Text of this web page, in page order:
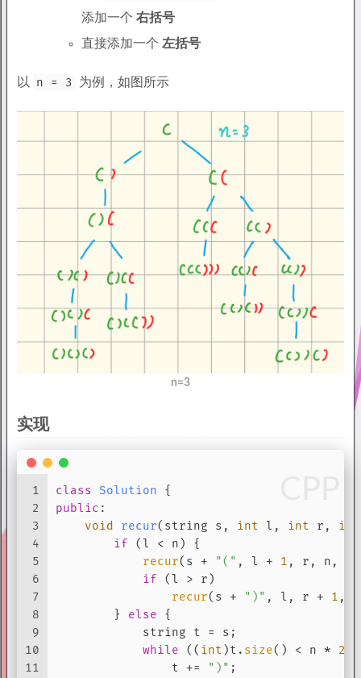
添加一个 右括号
直接添加一个 左括号
以 n = 3 为例，如图所示
n=3
实现
1
2
3
4
5
6
7
8
9
10
11
class Solution {
public :
void
recur(string s, int l, int r, int
if (l < n) {
recur(s + "(" , l + 1 , r,
if (l > r)
recur(s + ")" , l, r + 1 ,
        }
else {
            string t = s;
while (( int )t. size() < n * 2
                t +=
")"